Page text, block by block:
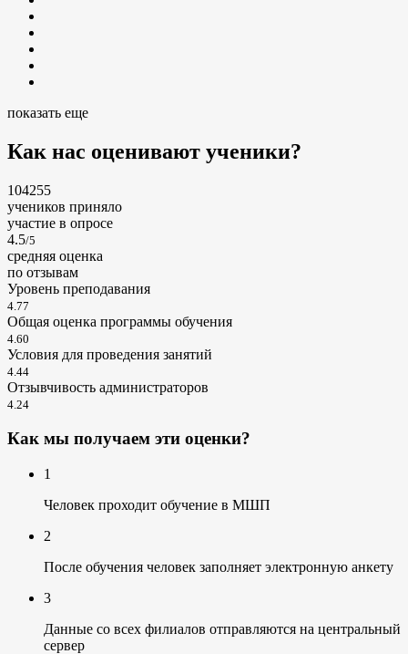
показать еще
Как нас оценивают ученики?
104255
учеников приняло
участие в опросе
4.5/5
cредняя оценка
по отзывам
Уровень преподавания
4.77
Общая оценка программы обучения
4.60
Условия для проведения занятий
4.44
Отзывчивость администраторов
4.24
Как мы получаем эти оценки?
1
Человек проходит обучение в МШП
2
После обучения человек заполняет электронную анкету
3
Данные со всех филиалов отправляются на центральный
сервер